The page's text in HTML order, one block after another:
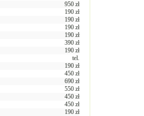
950 zł
190 zł
190 zł
190 zł
190 zł
390 zł
190 zł
tel.
190 zł
450 zł
690 zł
550 zł
450 zł
450 zł
190 zł